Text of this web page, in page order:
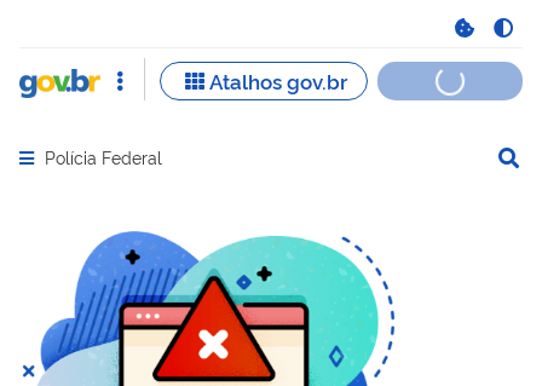
Abrir menu principal de navegação
Polícia Federal